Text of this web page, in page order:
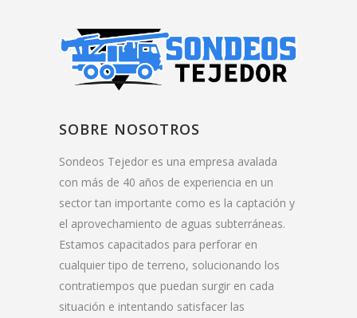
SOBRE NOSOTROS
Sondeos Tejedor es una empresa avalada
con más de 40 años de experiencia en un
sector tan importante como es la captación y
el aprovechamiento de aguas subterráneas.
Estamos capacitados para perforar en
cualquier tipo de terreno, solucionando los
contratiempos que puedan surgir en cada
situación e intentando satisfacer las